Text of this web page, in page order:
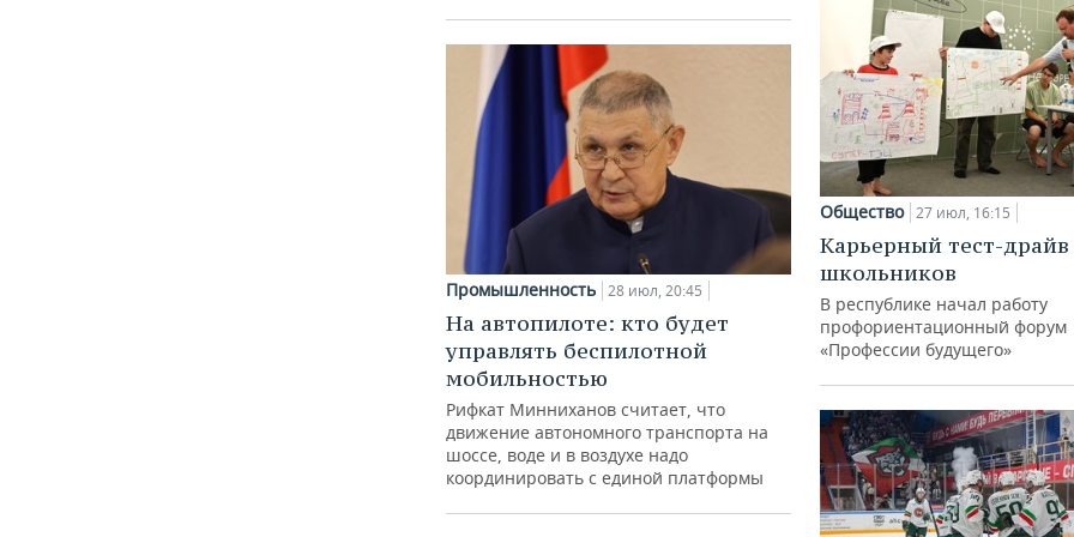
Промышленность 28 июл, 20:45
На автопилоте: кто будет
управлять беспилотной
мобильностью
Рифкат Минниханов считает, что
движение автономного транспорта на
шоссе, воде и в воздухе надо
координировать с единой платформы
Общество 27 июл, 16:15
Карьерный тест-драйв
школьников
В республике начал работу
профориентационный форум
«Профессии будущего»